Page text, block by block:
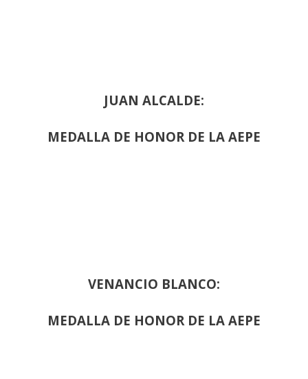
JUAN ALCALDE:
MEDALLA DE HONOR DE LA AEPE
VENANCIO BLANCO:
MEDALLA DE HONOR DE LA AEPE